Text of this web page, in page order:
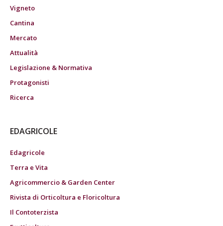
Vigneto
Cantina
Mercato
Attualità
Legislazione & Normativa
Protagonisti
Ricerca
EDAGRICOLE
Edagricole
Terra e Vita
Agricommercio & Garden Center
Rivista di Orticoltura e Floricoltura
Il Contoterzista